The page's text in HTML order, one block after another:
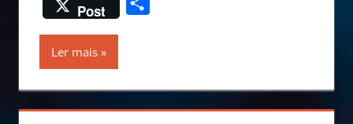
Post
Ler mais